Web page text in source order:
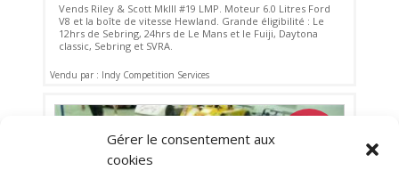
Gérer le consentement aux
cookies
Vends Riley & Scott MkIII #19 LMP. Moteur 6.0 Litres Ford
V8 et la boîte de vitesse Hewland. Grande éligibilité : Le
12hrs de Sebring, 24hrs de Le Mans et le Fuiji, Daytona
classic, Sebring et SVRA.
Vendu par : Indy Competition Services